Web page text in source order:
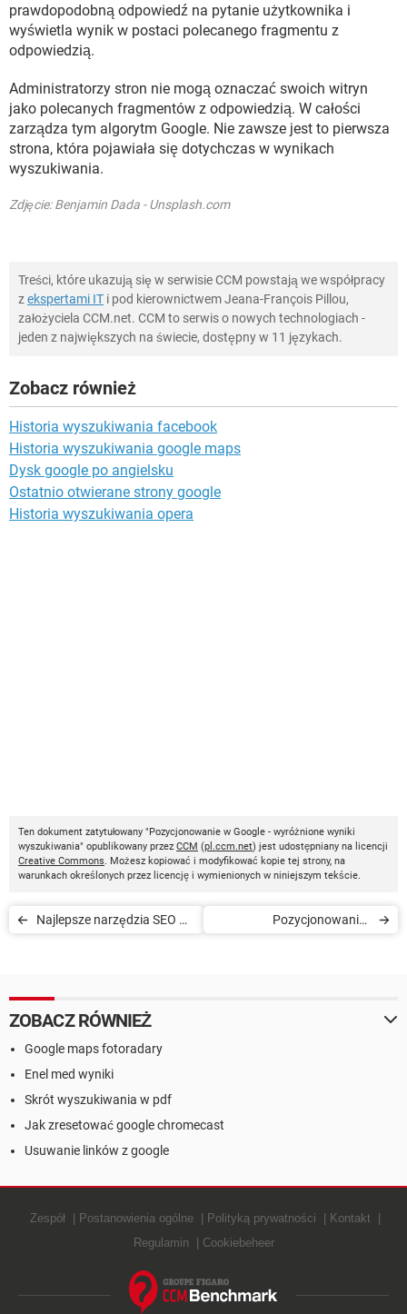
prawdopodobną odpowiedź na pytanie użytkownika i
wyświetla wynik w postaci polecanego fragmentu z
odpowiedzią.
Administratorzy stron nie mogą oznaczać swoich witryn
jako polecanych fragmentów z odpowiedzią. W całości
zarządza tym algorytm Google. Nie zawsze jest to pierwsza
strona, która pojawiała się dotychczas w wynikach
wyszukiwania.
Zdjęcie: Benjamin Dada - Unsplash.com
Treści, które ukazują się w serwisie CCM powstają we współpracy
zekspertami IT i pod kierownictwem Jeana-François Pillou,
założyciela CCM.net. CCM to serwis o nowych technologiach -
jeden z największych na świecie, dostępny w 11 językach.
Zobacz również
Historia wyszukiwania facebook
Historia wyszukiwania google maps
Dysk google po angielsku
Ostatnio otwierane strony google
Historia wyszukiwania opera
Ten dokument zatytułowany "Pozycjonowanie w Google - wyróżnione wyniki
wyszukiwania" opublikowany przez CCM (pl.ccm.net) jest udostępniany na licencji
Creative Commons. Możesz kopiować i modyfikować kopie tej strony, na
warunkach określonych przez licencję i wymienionych w niniejszym tekście.
Najlepsze narzędzia SEO w
Pozycjonowanie i
ZOBACZ RÓWNIEŻ
Google maps fotoradary
Enel med wyniki
Skrót wyszukiwania w pdf
Jak zresetować google chromecast
Usuwanie linków z google
Zespół Postanowienia ogólne Polityką prywatności
Kontakt
Regulamin
Cookiebeheer